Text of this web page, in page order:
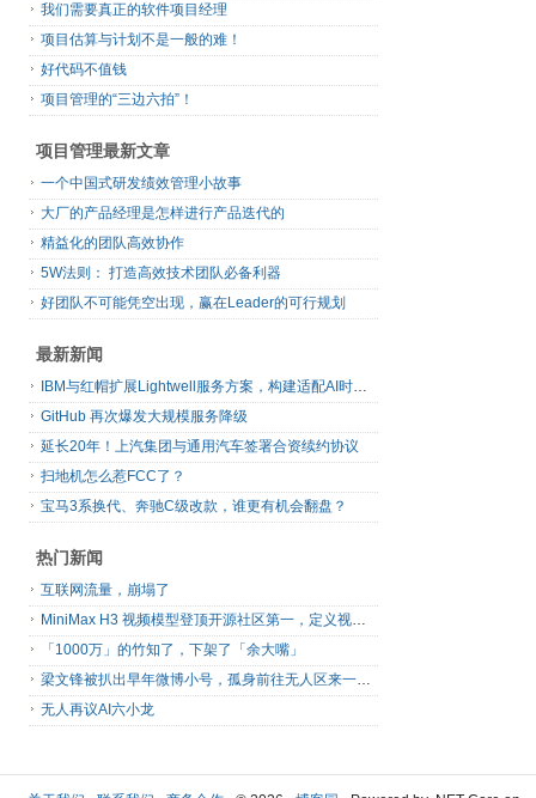
我们需要真正的软件项目经理
项目估算与计划不是一般的难！
好代码不值钱
项目管理的“三边六拍”！
项目管理最新文章
一个中国式研发绩效管理小故事
大厂的产品经理是怎样进行产品迭代的
精益化的团队高效协作
5W法则： 打造高效技术团队必备利器
好团队不可能凭空出现，赢在Leader的可行规划
最新新闻
IBM与红帽扩展Lightwell服务方案，构建适配AI时代开源生态的可信基础设施
GitHub 再次爆发大规模服务降级
延长20年！上汽集团与通用汽车签署合资续约协议
扫地机怎么惹FCC了？
宝马3系换代、奔驰C级改款，谁更有机会翻盘？
热门新闻
互联网流量，崩塌了
MiniMax H3 视频模型登顶开源社区第一，定义视频模型领域“斩杀线”
「1000万」的竹知了，下架了「余大嘴」
梁文锋被扒出早年微博小号，孤身前往无人区来一场相当 deep 的 seek 旅行
无人再议AI六小龙